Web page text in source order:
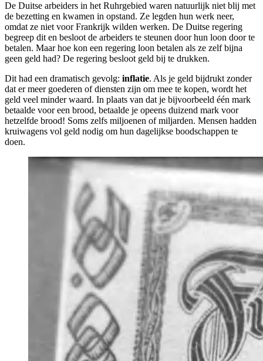
De Duitse arbeiders in het Ruhrgebied waren natuurlijk niet blij met
de bezetting en kwamen in opstand. Ze legden hun werk neer,
omdat ze niet voor Frankrijk wilden werken. De Duitse regering
begreep dit en besloot de arbeiders te steunen door hun loon door te
betalen. Maar hoe kon een regering loon betalen als ze zelf bijna
geen geld had? De regering besloot geld bij te drukken.
Dit had een dramatisch gevolg: inflatie. Als je geld bijdrukt zonder
dat er meer goederen of diensten zijn om mee te kopen, wordt het
geld veel minder waard. In plaats van dat je bijvoorbeeld één mark
betaalde voor een brood, betaalde je opeens duizend mark voor
hetzelfde brood! Soms zelfs miljoenen of miljarden. Mensen hadden
kruiwagens vol geld nodig om hun dagelijkse boodschappen te
doen.